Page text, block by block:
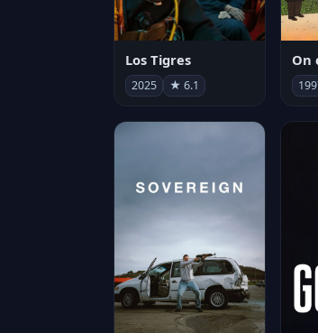
Los Tigres
2025 ★ 6.1